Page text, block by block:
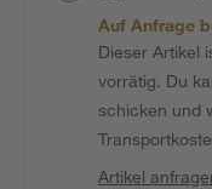
Auf Anfrage
Dieser Artikel
vorrätig. Du
schicken und
Artikel